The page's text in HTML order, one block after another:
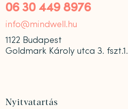
06 30 449 8976
info@mindwell.hu
1122 Budapest
Goldmark Károly utca 3. fszt.1.
Nyitvatartás